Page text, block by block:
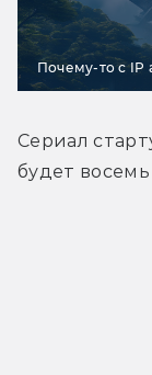
Почему-то с IP
Сериал
будет